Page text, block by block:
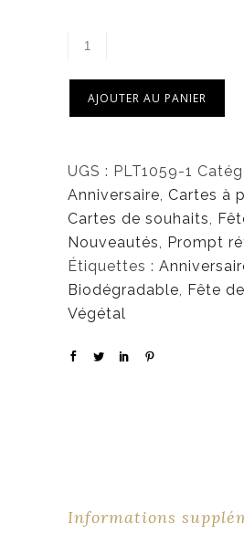
AJOUTER AU PANIER
UGS : PLT1059-1
Anniversaire, Cartes à
Cartes de souhaits,
Nouveautés, Prompt
Étiquettes :
Biodégradable, Fête
Végétal
Informations